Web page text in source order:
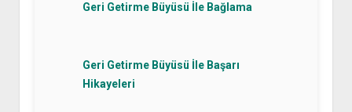
Geri Getirme Büyüsü İle Bağlama
Geri Getirme Büyüsü İle Başarı
Hikayeleri